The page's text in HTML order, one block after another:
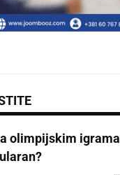
olimpijskim igrama